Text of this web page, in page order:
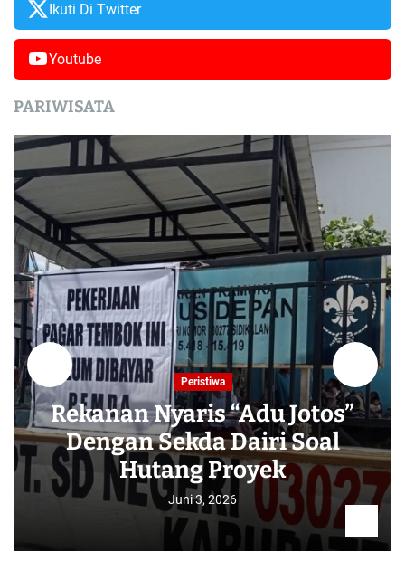
Ikuti Di Twitter
Youtube
PARIWISATA
Peristiwa
Rekanan Nyaris “Adu Jotos”
Dengan Sekda Dairi Soal
Hutang Proyek
Juni 3, 2026